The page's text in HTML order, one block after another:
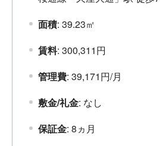
面積: 39.23㎡
賃料: 300,311円
管理費: 39,171円/月
敷金/礼金: なし
保証金: 8ヵ月